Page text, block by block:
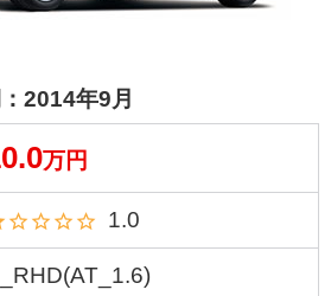
2014年9月
万円
1.0